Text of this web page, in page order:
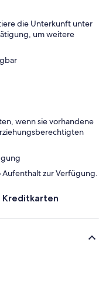
die Unterkunft unter
um weitere
wenn sie vorhandene
Aufenthalt zur Verfügung.